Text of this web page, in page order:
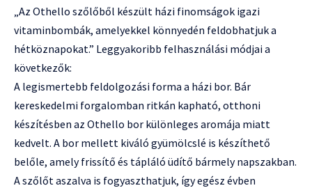
„Az Othello szőlőből készült házi finomságok igazi
vitaminbombák, amelyekkel könnyedén feldobhatjuk a
hétköznapokat.” Leggyakoribb felhasználási módjai a
következők:
A legismertebb feldolgozási forma a házi bor. Bár
kereskedelmi forgalomban ritkán kapható, otthoni
készítésben az Othello bor különleges aromája miatt
kedvelt. A bor mellett kiváló gyümölcslé is készíthető
belőle, amely frissítő és tápláló üdítő bármely napszakban.
A szőlőt aszalva is fogyaszthatjuk, így egész évben